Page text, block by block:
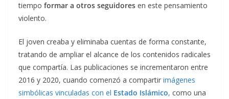
tiempo formar a otros seguidores en este pensamiento
violento.
El joven creaba y eliminaba cuentas de forma constante,
tratando de ampliar el alcance de los contenidos radicales
que compartía. Las publicaciones se incrementaron entre
2016 y 2020, cuando comenzó a compartir imágenes
simbólicas vinculadas con el Estado Islámico, como una